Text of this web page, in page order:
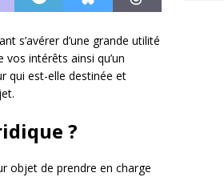
s’avérer d’une grande utilité
intérêts ainsi qu’un
qui est-elle destinée et
?
objet de prendre en charge